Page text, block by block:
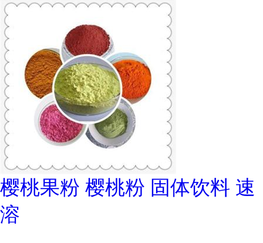
樱桃果粉 樱桃粉 固体饮料 速
溶